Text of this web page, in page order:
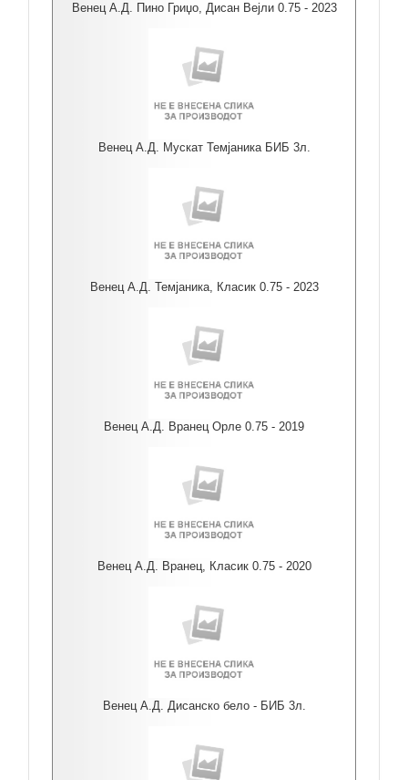
Венец А.Д. Пино Гриџо, Дисан Вејли 0.75 - 2023
Венец А.Д. Мускат Темјаника БИБ 3л.
Венец А.Д. Темјаника, Класик 0.75 - 2023
Венец А.Д. Вранец Орле 0.75 - 2019
Венец А.Д. Вранец, Класик 0.75 - 2020
Венец А.Д. Дисанско бело - БИБ 3л.